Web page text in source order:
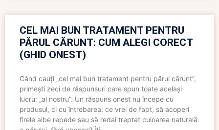
CEL MAI BUN TRATAMENT PENTRU
PĂRUL CĂRUNT: CUM ALEGI CORECT
(GHID ONEST)
Când cauți „cel mai bun tratament pentru părul cărunt”,
primești zeci de răspunsuri care spun toate același
lucru: „al nostru”. Un răspuns onest nu începe cu
produsul, ci cu întrebarea: ce vrei de fapt, să acoperi
firele albe repede sau să redai treptat culoarea naturală